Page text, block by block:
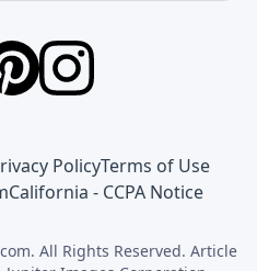
PolicyTerms of Use
California - CCPA Notice
All Rights Reserved. Article